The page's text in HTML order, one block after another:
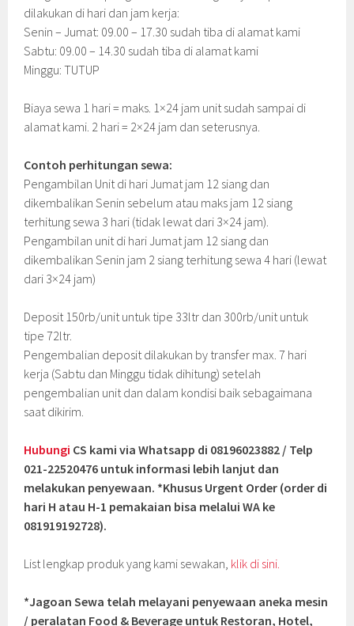
dilakukan di hari dan jam kerja:
Senin – Jumat: 09.00 – 17.30 sudah tiba di alamat kami
Sabtu: 09.00 – 14.30 sudah tiba di alamat kami
Minggu: TUTUP
Biaya sewa 1 hari = maks. 1×24 jam unit sudah sampai di
alamat kami. 2 hari = 2×24 jam dan seterusnya.
Contoh perhitungan sewa:
Pengambilan Unit di hari Jumat jam 12 siang dan
dikembalikan Senin sebelum atau maks jam 12 siang
terhitung sewa 3 hari (tidak lewat dari 3×24 jam).
Pengambilan unit di hari Jumat jam 12 siang dan
dikembalikan Senin jam 2 siang terhitung sewa 4 hari (lewat
dari 3×24 jam)
Deposit 150rb/unit untuk tipe 33ltr dan 300rb/unit untuk
tipe 72ltr.
Pengembalian deposit dilakukan by transfer max. 7 hari
kerja (Sabtu dan Minggu tidak dihitung) setelah
pengembalian unit dan dalam kondisi baik sebagaimana
saat dikirim.
Hubungi CS kami via Whatsapp di 08196023882 / Telp
021-22520476 untuk informasi lebih lanjut dan
melakukan penyewaan. *Khusus Urgent Order (order di
hari H atau H-1 pemakaian bisa melalui WA ke
081919192728).
List lengkap produk yang kami sewakan, klik di sini.
*Jagoan Sewa telah melayani penyewaan aneka mesin
/ peralatan Food & Beverage untuk Restoran, Hotel,